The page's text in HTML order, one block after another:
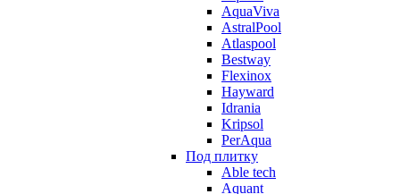
AquaViva
AstralPool
Atlaspool
Bestway
Flexinox
Hayward
Idrania
Kripsol
PerAqua
Под плитку
Able tech
Aquant